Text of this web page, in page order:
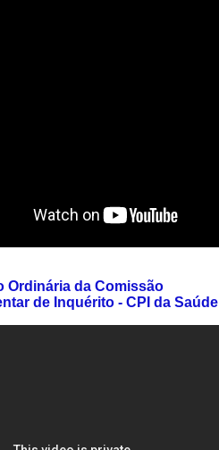
Ordinária da Comissão
de Inquérito - CPI da Saúde